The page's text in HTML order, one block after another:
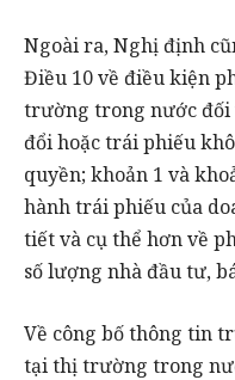
Ngoài ra, Nghị định
Điều 10 về điều kiện
trường trong nước
đổi hoặc trái phiếu
quyền; khoản 1 và
hành trái phiếu của
tiết và cụ thể hơn về
số lượng nhà đầu tư,
Về công bố thông tin
tại thị trường trong